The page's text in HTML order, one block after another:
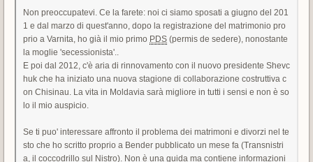
Non preoccupatevi. Ce la farete: noi ci siamo sposati a giugno del 201
1 e dal marzo di quest'anno, dopo la registrazione del matrimonio pro
prio a Varnita, ho già il mio primo PDS (permis de sedere), nonostante
la moglie 'secessionista'..
E poi dal 2012, c'è aria di rinnovamento con il nuovo presidente Shevc
huk che ha iniziato una nuova stagione di collaborazione costruttiva c
on Chisinau. La vita in Moldavia sarà migliore in tutti i sensi e non è so
lo il mio auspicio.
Se ti puo' interessare affronto il problema dei matrimoni e divorzi nel te
sto che ho scritto proprio a Bender pubblicato un mese fa (Transnistri
a, il coccodrillo sul Nistro). Non è una guida ma contiene informazioni